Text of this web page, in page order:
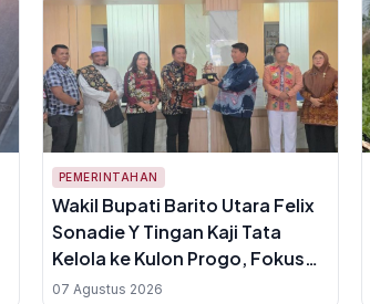
PEMERINTAHAN
Wakil Bupati Barito Utara Felix
Sonadie Y Tingan Kaji Tata
Kelola ke Kulon Progo, Fokus
Adaptasi Kebijakan Lokal
07 Agustus 2026